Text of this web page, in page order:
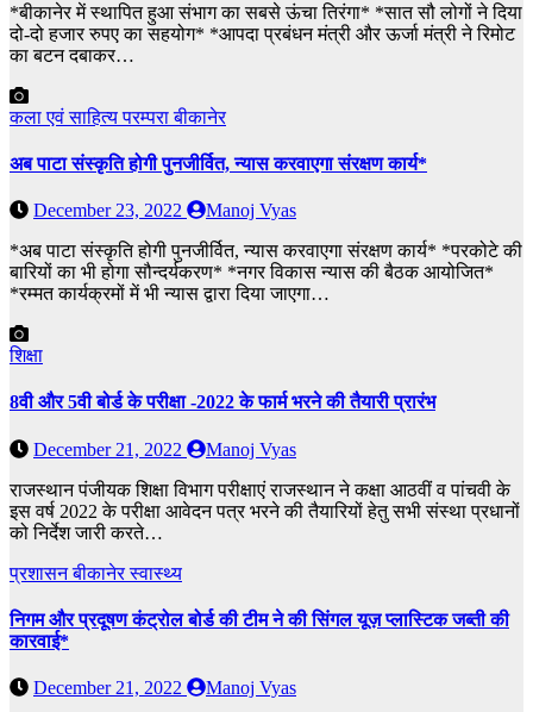
*बीकानेर में स्थापित हुआ संभाग का सबसे ऊंचा तिरंगा* *सात सौ लोगों ने दिया
दो-दो हजार रुपए का सहयोग* *आपदा प्रबंधन मंत्री और ऊर्जा मंत्री ने रिमोट
का बटन दबाकर…
कला एवं साहित्यपरम्पराबीकानेर
अब पाटा संस्कृति होगी पुनजीर्वित, न्यास करवाएगा संरक्षण कार्य*
December 23, 2022
Manoj Vyas
*अब पाटा संस्कृति होगी पुनजीर्वित, न्यास करवाएगा संरक्षण कार्य* *परकोटे की
बारियों का भी होगा सौन्दर्यकरण* *नगर विकास न्यास की बैठक आयोजित*
*रम्मत कार्यक्रमों में भी न्यास द्वारा दिया जाएगा…
शिक्षा
8वी और 5वी बोर्ड के परीक्षा -2022 के फार्म भरने की तैयारी प्रारंभ
December 21, 2022
Manoj Vyas
राजस्थान पंजीयक शिक्षा विभाग परीक्षाएं राजस्थान ने कक्षा आठवीं व पांचवी के
इस वर्ष 2022 के परीक्षा आवेदन पत्र भरने की तैयारियों हेतु सभी संस्था प्रधानों
को निर्देश जारी करते…
प्रशासनबीकानेरस्वास्थ्य
निगम और प्रदूषण कंट्रोल बोर्ड की टीम ने की सिंगल यूज़ प्लास्टिक जब्ती की
कारवाई*
December 21, 2022 Manoj Vyas